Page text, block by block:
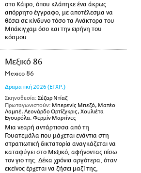
στο Κάιρο, όπου κλάπηκε ένα άκρως
απόρρητο έγγραφο, με αποτέλεσμα να
θέσει σε κίνδυνο τόσο τα Ανάκτορα του
Μπάκιγχαμ όσο και την ειρήνη του
κόσμου.
Μεξικό 86
Mexico 86
Δραματική 2026 (ΕΓΧΡ.)
Σκηνοθεσία: Σέζαρ Ντίαζ
Πρωταγωνιστούν: Μπερενίς Μπεζό, Ματέο
Λαμπέ, Λεονάρδο Ορτίζγκρις, Χουλιέτα
Εγουρόλα, Φερμίν Μαρτίνες
Μια νεαρή αντάρτισσα από τη
Γουατεμάλα που μάχεται ενάντια στη
στρατιωτική δικτατορία αναγκάζεται να
καταφύγει στο Μεξικό, αφήνοντας πίσω
τον γιο της. Δέκα χρόνια αργότερα, όταν
εκείνος έρχεται να ζήσει μαζί της,